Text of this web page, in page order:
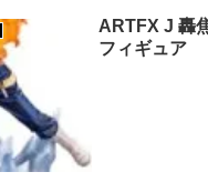
ARTFX J 轟
フィギュア